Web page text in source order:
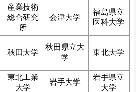
産業技術
総合研究
所
会津大学
福島県立
医科大学
秋田大学
秋田県立大
学
東北大学
東北工業
大学
岩手大学
岩手県立
大学